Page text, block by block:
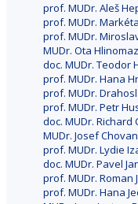
prof. MUDr. Aleš
prof. MUDr.
prof. MUDr.
MUDr. Ota
doc. MUDr. Teodor
prof. MUDr. Hana
prof. MUDr.
prof. MUDr. Petr
doc. MUDr. Richard
MUDr. Josef
prof. MUDr. Lydie
doc. MUDr. Pavel
prof. MUDr. Roman
prof. MUDr. Hana